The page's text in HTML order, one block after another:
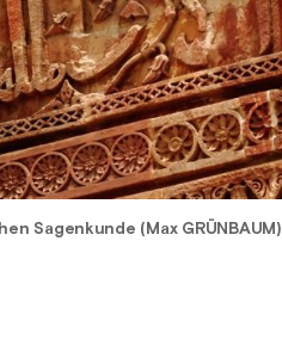
Sagenkunde (Max GRÜNBAUM)